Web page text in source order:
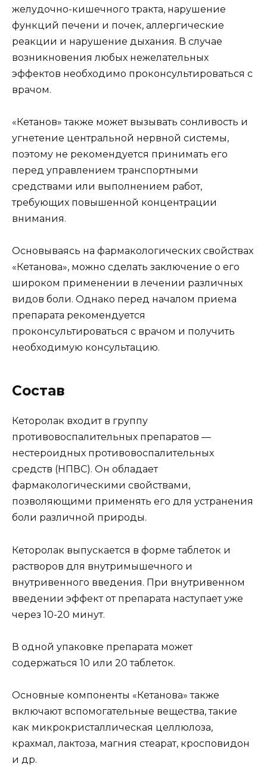
желудочно-кишечного тракта, нарушение
функций печени и почек, аллергические
реакции и нарушение дыхания. В случае
возникновения любых нежелательных
эффектов необходимо проконсультироваться с
врачом.
«Кетанов» также может вызывать сонливость и
угнетение центральной нервной системы,
поэтому не рекомендуется принимать его
перед управлением транспортными
средствами или выполнением работ,
требующих повышенной концентрации
внимания.
Основываясь на фармакологических свойствах
«Кетанова», можно сделать заключение о его
широком применении в лечении различных
видов боли. Однако перед началом приема
препарата рекомендуется
проконсультироваться с врачом и получить
необходимую консультацию.
Состав
Кеторолак входит в группу
противовоспалительных препаратов —
нестероидных противовоспалительных
средств (НПВС). Он обладает
фармакологическими свойствами,
позволяющими применять его для устранения
боли различной природы.
Кеторолак выпускается в форме таблеток и
растворов для внутримышечного и
внутривенного введения. При внутривенном
введении эффект от препарата наступает уже
через 10-20 минут.
В одной упаковке препарата может
содержаться 10 или 20 таблеток.
Основные компоненты «Кетанова» также
включают вспомогательные вещества, такие
как микрокристаллическая целлюлоза,
крахмал, лактоза, магния стеарат, кросповидон
и др.